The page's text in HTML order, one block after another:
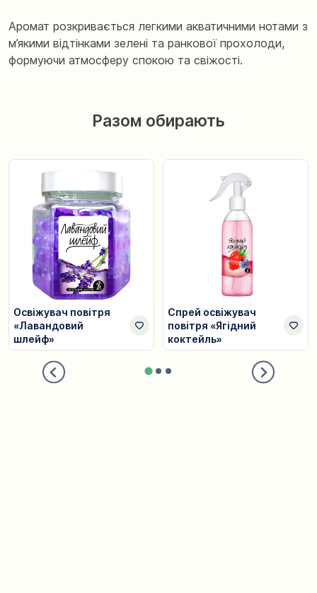
Аромат розкривається легкими акватичними нотами з
м’якими відтінками зелені та ранкової прохолоди,
формуючи атмосферу спокою та свіжості.
Разом обирають
Освіжувач повітря
«Лавандовий
шлейф»
Спрей освіжувач
повітря «Ягідний
коктейль»